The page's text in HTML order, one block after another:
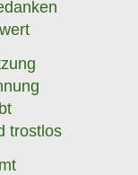
trostlos